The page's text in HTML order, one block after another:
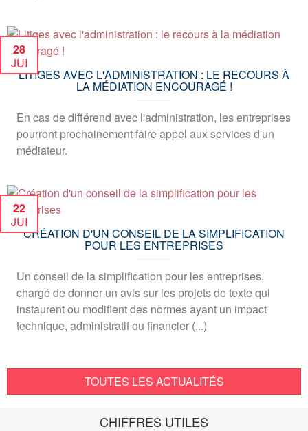
LITIGES AVEC L'ADMINISTRATION : LE RECOURS À
LA MÉDIATION ENCOURAGÉ !
28
JUI
En cas de différend avec l'administration, les entreprises
pourront prochainement faire appel aux services d'un
médiateur.
CRÉATION D'UN CONSEIL DE LA SIMPLIFICATION
POUR LES ENTREPRISES
22
JUI
Un conseil de la simplification pour les entreprises,
chargé de donner un avis sur les projets de texte qui
instaurent ou modifient des normes ayant un impact
technique, administratif ou financier (...)
TOUTES LES ACTUALITÉS
CHIFFRES UTILES